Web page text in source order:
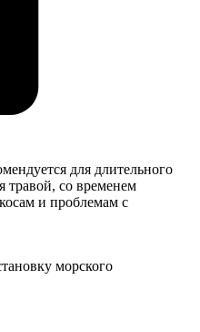
для длительного
травой, со временем
и проблемам с
морского